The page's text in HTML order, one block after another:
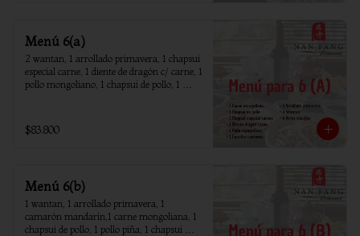
Menú 6(a)
2 wantan, 1 arrollado primavera, 1 chapsui
especial carne, 1 diente de dragón c/ carne, 1
pollo mongoliano, 1 chapsui de pollo, 1
$83.800
Menú 6(b)
1 wantan, 1 arrollado primavera, 1
camarón mandarín,1 carne mongoliana, 1
chapsui de pollo, 1 pollo piña, 1 chapsui